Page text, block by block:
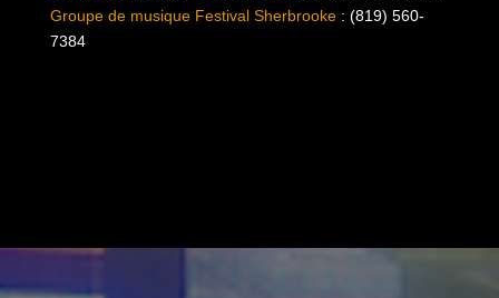
Groupe de musique Festival Sherbrooke : (819) 560-
7384